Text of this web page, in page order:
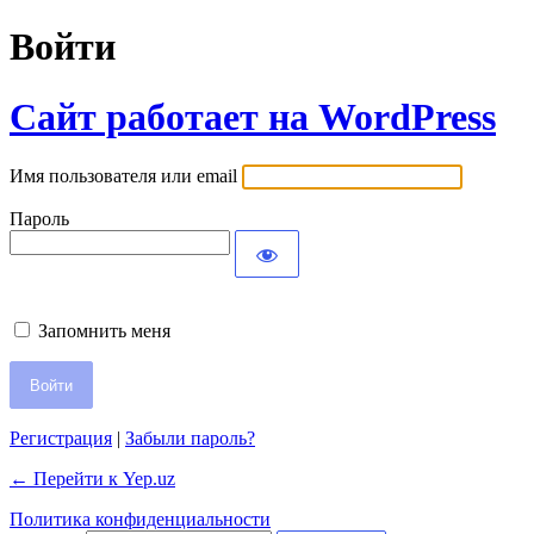
Войти
Сайт работает на WordPress
Имя пользователя или email
Пароль
Запомнить меня
Регистрация | Забыли пароль?
← Перейти к Yep.uz
Политика конфиденциальности